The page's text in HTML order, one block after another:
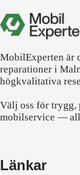
MobilExperten är
reparationer i
högkvalitativa
Välj oss för trygg,
mobilservice —
Länkar